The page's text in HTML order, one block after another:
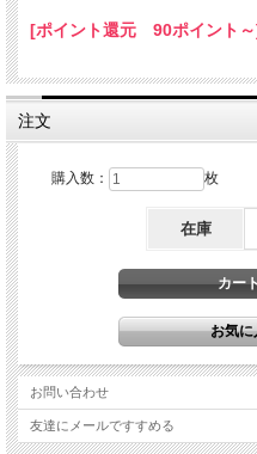
くりすたり庵に入荷した「
スター３個セット」を使用して撮影し
国内のみならず海外からも好評を得ま
そこで今回、再びこのスーパーグレー
かけて、アルバム用のノンストップミ
メンバーは、牧野持侑に加え、ユニッ
までのくりすたり庵の作品作りには欠
集し、迫力のある低音のうねりの中で
[ポイント還元 90ポイント
注文
購入数： 枚
在庫
お問い合わせ
友達にメールですすめる